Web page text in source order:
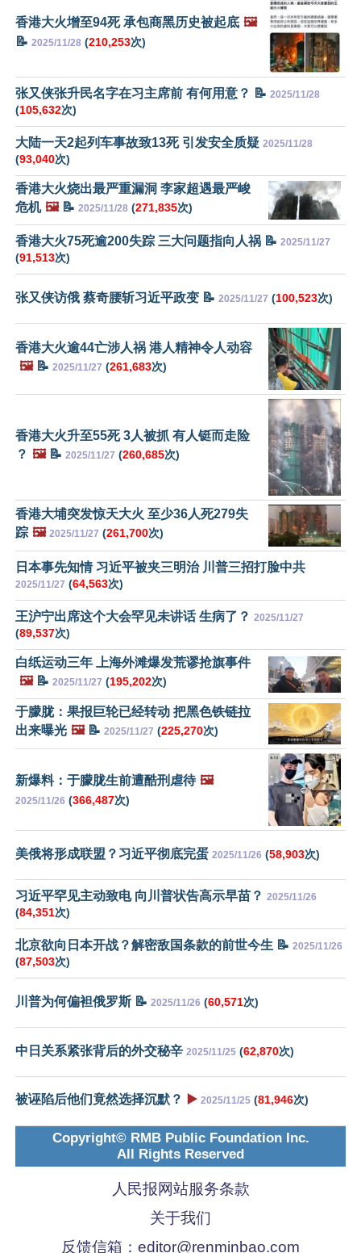
香港大火增至94死 承包商黑历史被起底 🖼️
📝 2025/11/28 (210,253次)
张又侠张升民名字在习主席前 有何用意？ 📝 2025/11/28
(105,632次)
大陆一天2起列车事故致13死 引发安全质疑 2025/11/28
(93,040次)
香港大火烧出最严重漏洞 李家超遇最严峻
危机 🖼️📝 2025/11/28 (271,835次)
香港大火75死逾200失踪 三大问题指向人祸 📝 2025/11/27
(91,513次)
张又侠访俄 蔡奇腰斩习近平政变 📝 2025/11/27 (100,523次)
香港大火逾44亡涉人祸 港人精神令人动容
🖼️📝 2025/11/27 (261,683次)
香港大火升至55死 3人被抓 有人铤而走险
？ 🖼️📝 2025/11/27 (260,685次)
香港大埔突发惊天大火 至少36人死279失
踪 🖼️ 2025/11/27 (261,700次)
日本事先知情 习近平被夹三明治 川普三招打脸中共
2025/11/27 (64,563次)
王沪宁出席这个大会罕见未讲话 生病了？ 2025/11/27
(89,537次)
白纸运动三年 上海外滩爆发荒谬抢旗事件
🖼️📝 2025/11/27 (195,202次)
于朦胧：果报巨轮已经转动 把黑色铁链拉
出来曝光 🖼️📝 2025/11/27 (225,270次)
新爆料：于朦胧生前遭酷刑虐待 🖼️
2025/11/26 (366,487次)
美俄将形成联盟？习近平彻底完蛋 2025/11/26 (58,903次)
习近平罕见主动致电 向川普状告高示早苗？ 2025/11/26
(84,351次)
北京欲向日本开战？解密敌国条款的前世今生 📝 2025/11/26
(87,503次)
川普为何偏袒俄罗斯 📝 2025/11/26 (60,571次)
中日关系紧张背后的外交秘辛 2025/11/25 (62,870次)
被诬陷后他们竟然选择沉默？ ▶️ 2025/11/25 (81,946次)
Copyright© RMB Public Foundation Inc.
All Rights Reserved
人民报网站服务条款
关于我们
反馈信箱： editor@renminbao.com